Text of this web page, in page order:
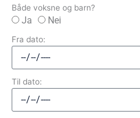
Både voksne og barn?
Ja Nei
Fra dato:
Til dato: